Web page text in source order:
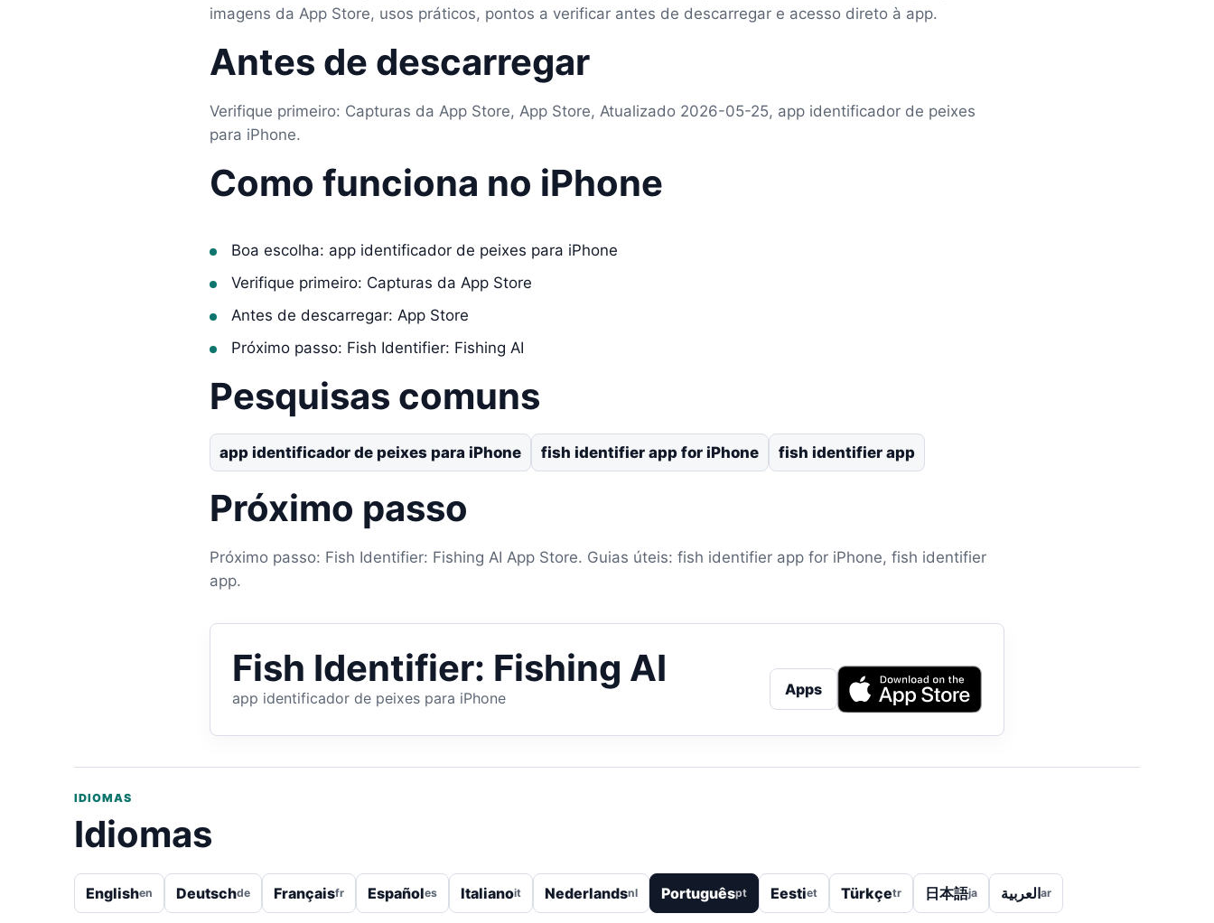
imagens da App Store, usos práticos, pontos a verificar antes de descarregar e acesso direto à app.
Antes de descarregar
Verifique primeiro: Capturas da App Store, App Store, Atualizado 2026-05-25, app identificador de peixes
para iPhone.
Como funciona no iPhone
Boa escolha: app identificador de peixes para iPhone
Verifique primeiro: Capturas da App Store
Antes de descarregar: App Store
Próximo passo: Fish Identifier: Fishing AI
Pesquisas comuns
app identificador de peixes para iPhone fish identifier app for iPhone fish identifier app
Próximo passo
Próximo passo: Fish Identifier: Fishing AI App Store. Guias úteis: fish identifier app for iPhone, fish identifier
app.
Fish Identifier: Fishing AI
app identificador de peixes para iPhone Apps
IDIOMAS
Idiomas
Englishen Deutschde Françaisfr Españoles Italianoit Nederlandsnl Portuguêspt Eestiet Türkçetr 日本語ja العربيةar